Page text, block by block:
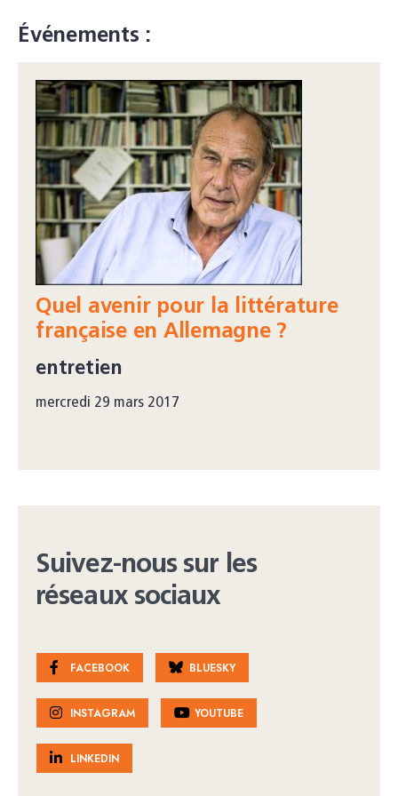
Événements :
Quel avenir pour la littérature
française en Allemagne ?
entretien
mercredi 29 mars 2017
Suivez-nous sur les
réseaux sociaux
FACEBOOK BLUESKY
INSTAGRAM YOUTUBE
LINKEDIN